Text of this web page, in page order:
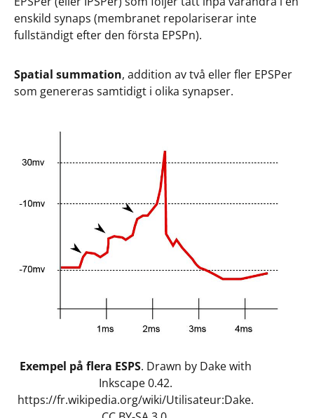
enskild synaps (membranet repolariserar inte
fullständigt efter den första EPSPn).
Spatial summation, addition av två eller fler EPSPer
som genereras samtidigt i olika synapser.
Exempel på flera ESPS. Drawn by Dake with
Inkscape 0.42.
https://fr.wikipedia.org/wiki/Utilisateur:Dake.